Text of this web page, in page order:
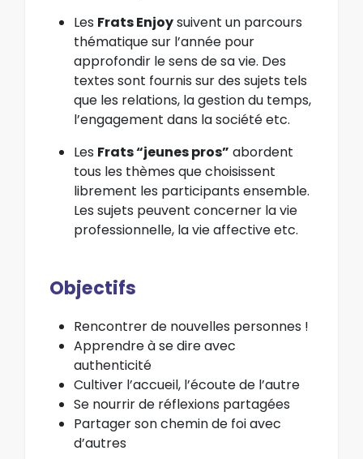
Les Frats Enjoysuivent un parcours
thématique sur l’année pour
approfondir le sens de sa vie. Des
textes sont fournis sur des sujets tels
que les relations, la gestion du temps,
l’engagement dans la société etc.
Les Frats “jeunes pros” abordent
tous les thèmes que choisissent
librement les participants ensemble.
Les sujets peuvent concerner la vie
professionnelle, la vie affective etc.
Objectifs
Rencontrer de nouvelles personnes !
Apprendre à se dire avec
authenticité
Cultiver l’accueil, l’écoute de l’autre
Se nourrir de réflexions partagées
Partager son chemin de foi avec
d’autres